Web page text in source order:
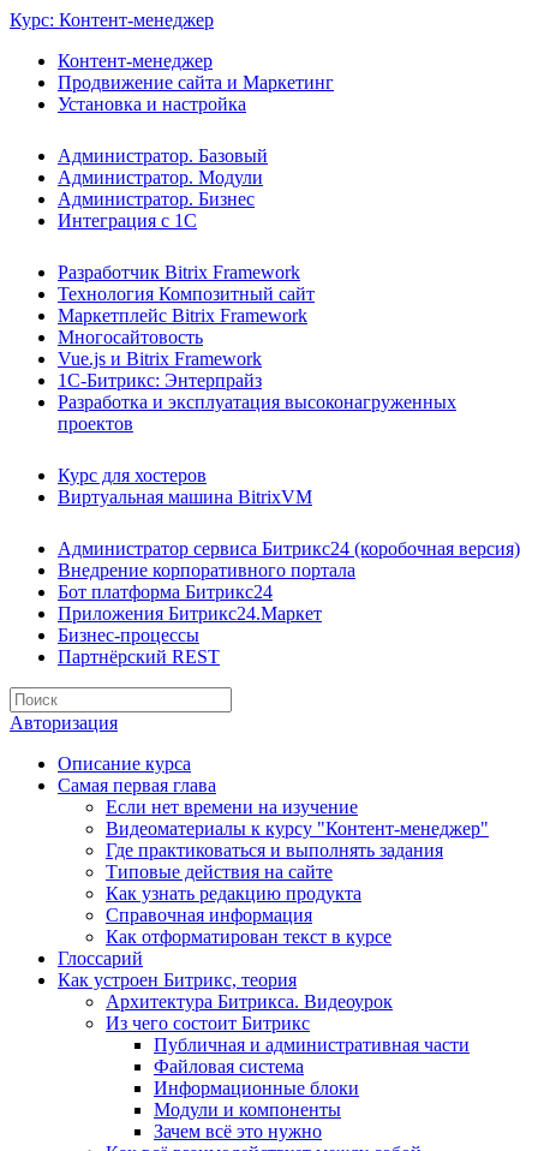
Курс: Контент-менеджер
Контент-менеджер
Продвижение сайта и Маркетинг
Установка и настройка
Администратор. Базовый
Администратор. Модули
Администратор. Бизнес
Интеграция с 1С
Разработчик Bitrix Framework
Технология Композитный сайт
Маркетплейс Bitrix Framework
Многосайтовость
Vue.js и Bitrix Framework
1С-Битрикс: Энтерпрайз
Разработка и эксплуатация высоконагруженных
проектов
Курс для хостеров
Виртуальная машина BitrixVM
Администратор сервиса Битрикс24 (коробочная версия)
Внедрение корпоративного портала
Бот платформа Битрикс24
Приложения Битрикс24.Маркет
Бизнес-процессы
Партнёрский REST
Авторизация
Описание курса
Самая первая глава
Если нет времени на изучение
Видеоматериалы к курсу "Контент-менеджер"
Где практиковаться и выполнять задания
Типовые действия на сайте
Как узнать редакцию продукта
Справочная информация
Как отформатирован текст в курсе
Глоссарий
Как устроен Битрикс, теория
Архитектура Битрикса. Видеоурок
Из чего состоит Битрикс
Публичная и административная части
Файловая система
Информационные блоки
Модули и компоненты
Зачем всё это нужно